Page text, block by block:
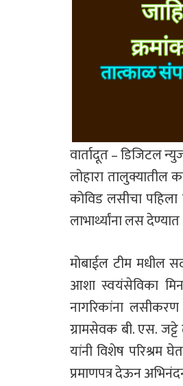
वार्तादूत – डिजिटल
लोहारा तालुक्यातील
कोविड लसीचा पहिला
लाभार्थ्यांना लस
मोबाईल टीम मधील
आशा स्वयंसेविका
नागरिकांना
ग्रामसेवक बी. एस.
यांनी विशेष परिश्रम
प्रमाणपत्र देऊन